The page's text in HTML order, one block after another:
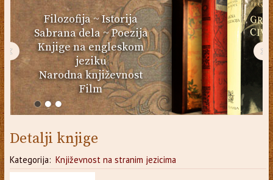
Filozofija~Istorija
Sabrana dela~Poezija
Knjige na engleskom
jeziku
Narodna književnost
Film
‹ ›
Detalji knjige
Kategorija: Književnost na stranim jezicima